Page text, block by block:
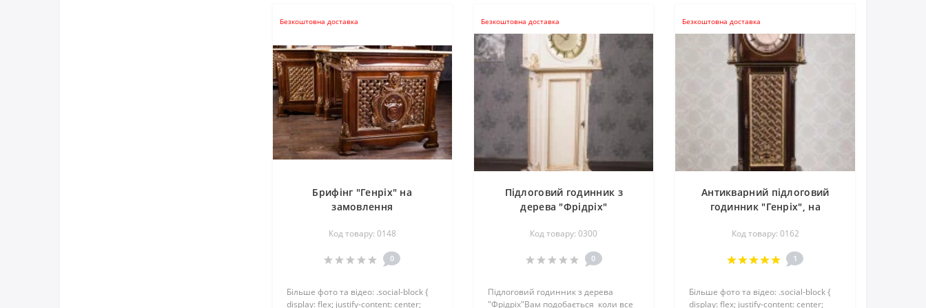
Безкоштовна доставка
Брифінг "Генріх" на
замовлення
Код товару: 0148
0
Більше фото та відео: .social-block {
display: flex; justify-content: center;
Безкоштовна доставка
Підлоговий годинник з
дерева "Фрідріх"
Код товару: 0300
0
Підлоговий годинник з дерева
"Фрідріх"Вам подобається коли все
Безкоштовна доставка
Антикварний підлоговий
годинник "Генріх", на
Код товару: 0162
1
Більше фото та відео: .social-block {
display: flex; justify-content: center;